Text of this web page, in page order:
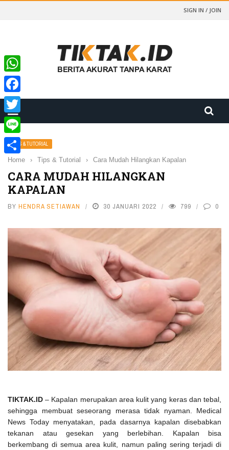
SIGN IN / JOIN
TIPS & TUTORIAL
Home › Tips & Tutorial › Cara Mudah Hilangkan Kapalan
CARA MUDAH HILANGKAN
KAPALAN
BY HENDRA SETIAWAN 30 JANUARI 2022 799 0
TIKTAK.ID – Kapalan merupakan area kulit yang keras dan tebal,
sehingga membuat seseorang merasa tidak nyaman. Medical
News Today menyatakan, pada dasarnya kapalan disebabkan
tekanan atau gesekan yang berlebihan. Kapalan bisa
berkembang di semua area kulit, namun paling sering terjadi di
WhatsApp
Facebook
Twitter
Line
Share